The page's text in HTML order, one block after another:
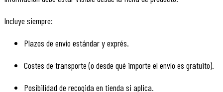
Incluye siempre:
Plazos de envío estándar y exprés.
Costes de transporte (o desde qué importe el envío es gratuito).
Posibilidad de recogida en tienda si aplica.